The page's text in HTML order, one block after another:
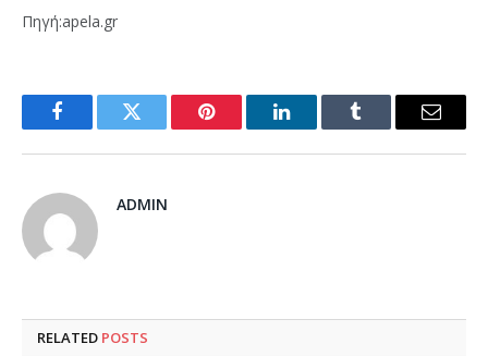
Πηγή:apela.gr
FacebookTwitter Pinterest LinkedInTumblr Email
ADMIN
RELATED POSTS